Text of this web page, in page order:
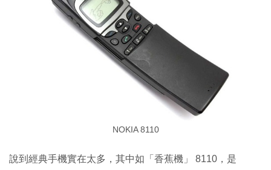
NOKIA 8110
說到經典手機實在太多，其中如「香蕉機」 8110，是